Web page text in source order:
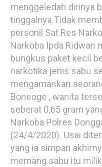
menggeledah dirinya
tinggalnya.Tidak
personil Sat Res
Narkoba Ipda Ridwan
bungkus paket kecil
narkotika jenis sabu
mengamankan
Boneoge , wanita
seberat 0,65 gram
Narkoba Polres
(24/4/2020). Usai
yang ia simpan
memang sabu itu